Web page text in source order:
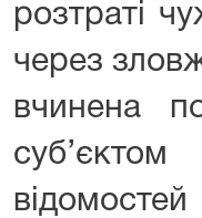
розтраті
через
вчинена
суб’єктом